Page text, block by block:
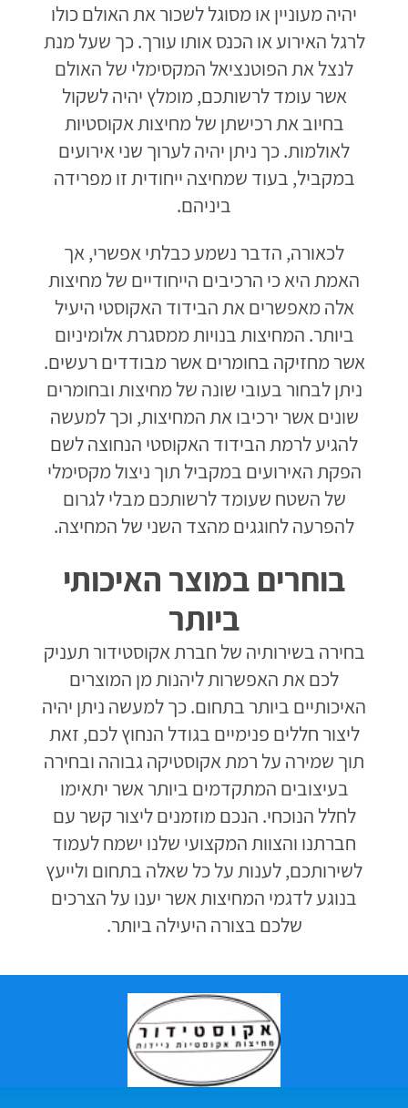
יהיה מעוניין או מסוגל לשכור את האולם כולו
לרגל האירוע או הכנס אותו עורך. כך שעל מנת
לנצל את הפוטנציאל המקסימלי של האולם
אשר עומד לרשותכם, מומלץ יהיה לשקול
בחיוב את רכישתן של מחיצות אקוסטיות
לאולמות. כך ניתן יהיה לערוך שני אירועים
במקביל, בעוד שמחיצה ייחודית זו מפרידה
ביניהם.
לכאורה, הדבר נשמע כבלתי אפשרי, אך
האמת היא כי הרכיבים הייחודיים של מחיצות
אלה מאפשרים את הבידוד האקוסטי היעיל
ביותר. המחיצות בנויות ממסגרת אלומיניום
אשר מחזיקה בחומרים אשר מבודדים רעשים.
ניתן לבחור בעובי שונה של מחיצות ובחומרים
שונים אשר ירכיבו את המחיצות, וכך למעשה
להגיע לרמת הבידוד האקוסטי הנחוצה לשם
הפקת האירועים במקביל תוך ניצול מקסימלי
של השטח שעומד לרשותכם מבלי לגרום
להפרעה לחוגגים מהצד השני של המחיצה.
בוחרים במוצר האיכותי
ביותר
בחירה בשירותיה של חברת אקוסטידור תעניק
לכם את האפשרות ליהנות מן המוצרים
האיכותיים ביותר בתחום. כך למעשה ניתן יהיה
ליצור חללים פנימיים בגודל הנחוץ לכם, זאת
תוך שמירה על רמת אקוסטיקה גבוהה ובחירה
בעיצובים המתקדמים ביותר אשר יתאימו
לחלל הנוכחי. הנכם מוזמנים ליצור קשר עם
חברתנו והצוות המקצועי שלנו ישמח לעמוד
לשירותכם, לענות על כל שאלה בתחום ולייעץ
בנוגע לדגמי המחיצות אשר יענו על הצרכים
שלכם בצורה היעילה ביותר.